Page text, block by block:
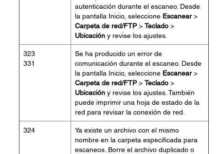
autenticación durante el escaneo. Desde
la pantalla Inicio, seleccione Escanear>
Carpeta de red/FTP> Teclado >
Ubicación y revise los ajustes.
323
331
Se ha producido un error de
comunicación durante el escaneo. Desde
la pantalla Inicio, seleccione Escanear>
Carpeta de red/FTP> Teclado >
Ubicación y revise los ajustes. También
puede imprimir una hoja de estado de la
red para revisar la conexión de red.
324
Ya existe un archivo con el mismo
nombre en la carpeta especificada para
escaneos. Borre el archivo duplicado o